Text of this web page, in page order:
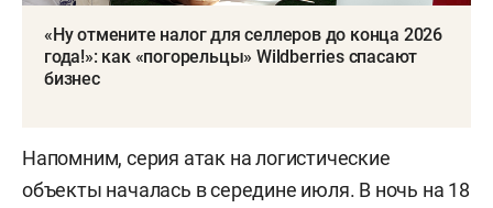
«Ну отмените налог для селлеров до конца 2026
года!»: как «погорельцы» Wildberries спасают
бизнес
Напомним, серия атак на логистические
объекты началась в середине июля. В ночь на 18